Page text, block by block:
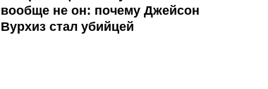
вообще не он: почему Джейсон
Вурхиз стал убийцей